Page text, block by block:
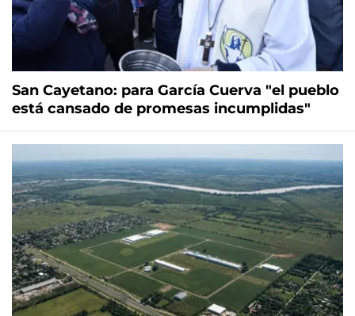
San Cayetano: para García Cuerva "el pueblo
está cansado de promesas incumplidas"